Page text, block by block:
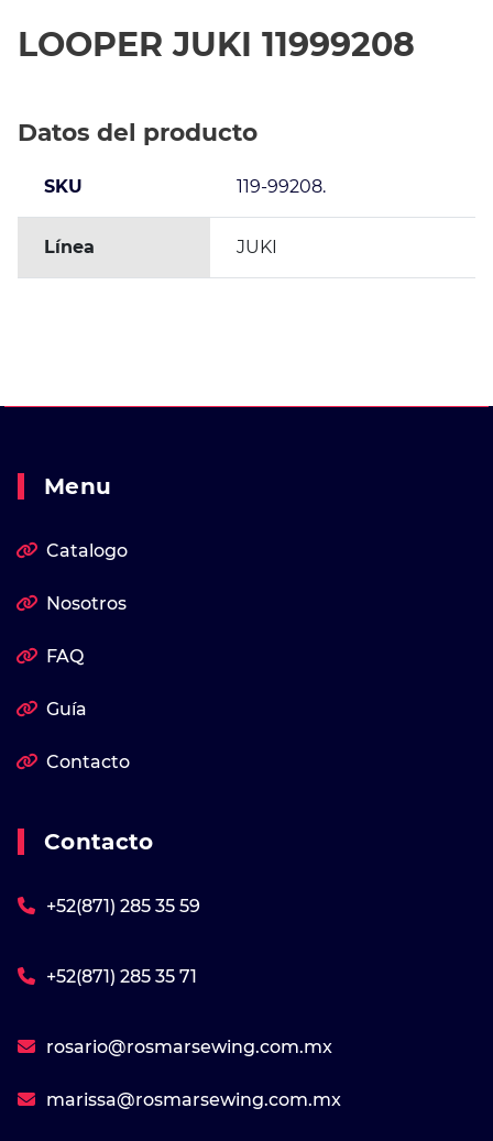
LOOPER JUKI 11999208
Datos del producto
SKU 119-99208.
Línea JUKI
Menu
Catalogo
Nosotros
FAQ
Guía
Contacto
Contacto
+52(871) 285 35 59
+52(871) 285 35 71
rosario@rosmarsewing.com.mx
marissa@rosmarsewing.com.mx